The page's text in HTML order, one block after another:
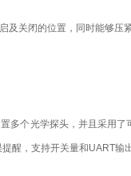
及关闭的位置，同时能够压
多个光学探头，并且采用
醒，支持开关量和UART输出